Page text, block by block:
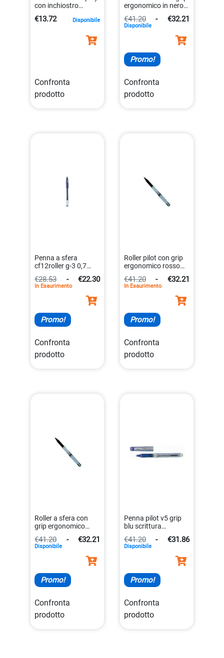
con inchiostro
tecnologico
8008285295410
€13.72 Disponibile
Confronta
prodotto
ergonomico in nero
4902505322860
€41.20 - €32.21
Disponibile
Promo!
Confronta
prodotto
Penna a sfera
cf12roller g-3 0,7
waterproof
4902505252747
€28.53 - €22.30
In Esaurimento
Promo!
Confronta
prodotto
Roller pilot con grip
ergonomico rosso
diametro.
4902505322952
€41.20 - €32.21
In Esaurimento
Promo!
Confronta
prodotto
Roller a sfera con
grip ergonomico
cf12roller
4902505322945
€41.20 - €32.21
Disponibile
Promo!
Confronta
prodotto
Penna pilot v5 grip
blu scrittura
€41.20 - €31.86
Disponibile
Promo!
Confronta
prodotto